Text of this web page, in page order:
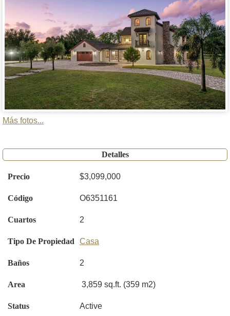
Más fotos...
Detalles
Precio $3,099,000
Código O6351161
Cuartos 2
Tipo De Propiedad Casa
Baños 2
Area 3,859 sq.ft. (359 m2)
Status Active